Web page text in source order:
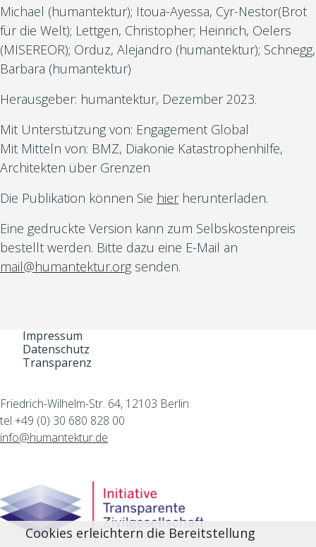
Michael (humantektur); Itoua-Ayessa, Cyr-Nestor(Brot
für die Welt); Lettgen, Christopher; Heinrich, Oelers
(MISEREOR); Orduz, Alejandro (humantektur); Schnegg,
Barbara (humantektur)
Herausgeber: humantektur, Dezember 2023.
Mit Unterstützung von: Engagement Global
Mit Mitteln von: BMZ, Diakonie Katastrophenhilfe,
Architekten über Grenzen
Die Publikation können Sie hierherunterladen.
Eine gedruckte Version kann zum Selbskostenpreis
bestellt werden. Bitte dazu eine E-Mail an
mail@humantektur.org senden.
Impressum
Datenschutz
Transparenz
Friedrich-Wilhelm-Str. 64, 12103 Berlin
tel +49 (0) 30 680 828 00
info@humantektur.de
Cookies erleichtern die Bereitstellung